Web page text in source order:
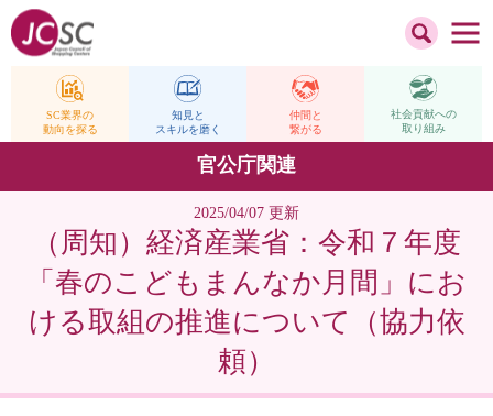
SC業界の
動向を探る
知見と
スキルを磨く
仲間と
繋がる
社会貢献への
取り組み
官公庁関連
2025/04/07 更新
（周知）経済産業省：令和７年度
「春のこどもまんなか月間」にお
ける取組の推進について（協力依
頼）